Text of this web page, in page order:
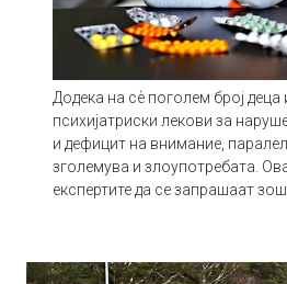
Додека на сѐ поголем број
психијатриски лекови за
и дефицит на внимание,
зголемува и злоупотребата.
експертите да се запрашаат